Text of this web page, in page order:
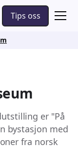
Tips oss
er "På
bystasjon med
fra norsk